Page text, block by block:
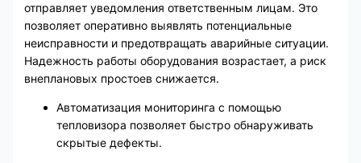
отправляет уведомления ответственным лицам. Это
позволяет оперативно выявлять потенциальные
неисправности и предотвращать аварийные ситуации.
Надежность работы оборудования возрастает, а риск
внеплановых простоев снижается.
Автоматизация мониторинга с помощью
тепловизора позволяет быстро обнаруживать
скрытые дефекты.